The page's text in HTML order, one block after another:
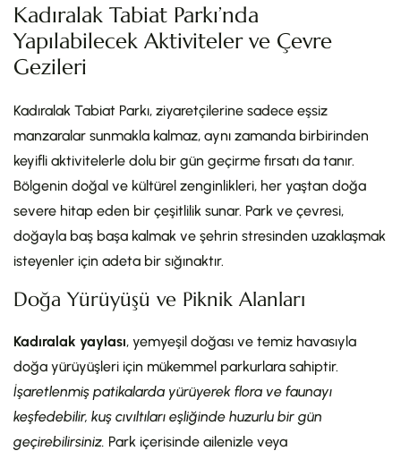
Kadıralak Tabiat Parkı’nda
Yapılabilecek Aktiviteler ve Çevre
Gezileri
Kadıralak Tabiat Parkı, ziyaretçilerine sadece eşsiz
manzaralar sunmakla kalmaz, aynı zamanda birbirinden
keyifli aktivitelerle dolu bir gün geçirme fırsatı da tanır.
Bölgenin doğal ve kültürel zenginlikleri, her yaştan doğa
severe hitap eden bir çeşitlilik sunar. Park ve çevresi,
doğayla baş başa kalmak ve şehrin stresinden uzaklaşmak
isteyenler için adeta bir sığınaktır.
Doğa Yürüyüşü ve Piknik Alanları
Kadıralak yaylası, yemyeşil doğası ve temiz havasıyla
doğa yürüyüşleri için mükemmel parkurlara sahiptir.
İşaretlenmiş patikalarda yürüyerek flora ve faunayı
keşfedebilir, kuş cıvıltıları eşliğinde huzurlu bir gün
geçirebilirsiniz. Park içerisinde ailenizle veya